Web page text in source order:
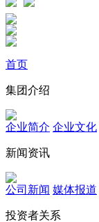
首页
集团介绍
企业简介 企业文化
新闻资讯
公司新闻 媒体报道
投资者关系